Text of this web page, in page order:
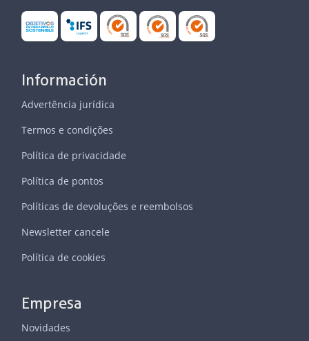
Información
Advertência jurídica
Termos e condições
Política de privacidade
Política de pontos
Políticas de devoluções e reembolsos
Newsletter cancele
Política de cookies
Empresa
Novidades